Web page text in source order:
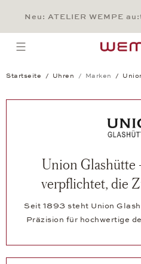
Main
Main
Neu: ATELIER WEMPE
open menu
Startseite Uhren Marken
Union Glashütte
verpflichtet, die
Seit 1893 steht Union
Präzision für hochwertige